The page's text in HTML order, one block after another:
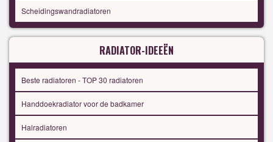
Scheidingswandradiatoren
RADIATOR-IDEEËN
Beste radiatoren - TOP 30 radiatoren
Handdoekradiator voor de badkamer
Halradiatoren